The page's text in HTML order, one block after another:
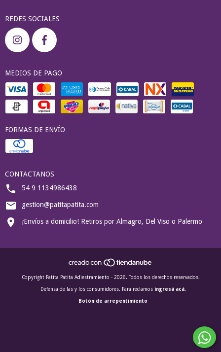
REDES SOCIALES
MEDIOS DE PAGO
FORMAS DE ENVÍO
CONTACTANOS
54 9 1134986438
gestion@patitapatita.com
¡Envíos a domicilio! Retiros por Almagro, Del Viso o Palermo
Copyright Patita Patita Adiestramiento - 2026. Todos los derechos reservados.
Defensa de las y los consumidores. Para reclamos ingresá acá.
Botón de arrepentimiento